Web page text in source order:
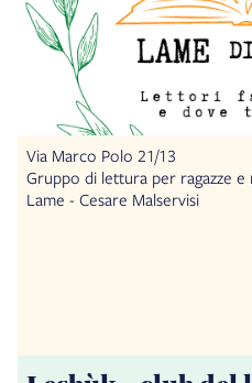
Via Marco Polo 21/13
Gruppo di lettura per ragazze e
Lame - Cesare Malservisi